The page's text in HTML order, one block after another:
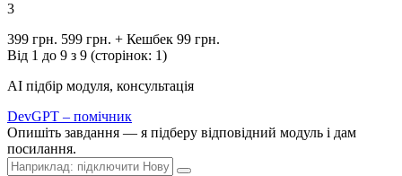
3
399 грн. 599 грн. + Кешбек 99 грн.
Від 1 до 9 з 9 (сторінок: 1)
AI підбір модуля, консультація
DevGPT – помічник
Опишіть завдання — я підберу відповідний модуль і дам
посилання.